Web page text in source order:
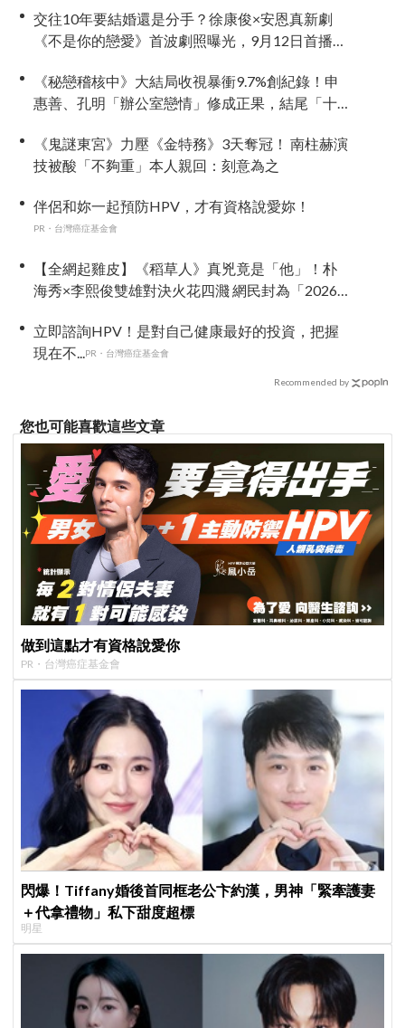
交往10年要結婚還是分手？徐康俊×安恩真新劇
《不是你的戀愛》首波劇照曝光，9月12日首播引
《秘戀稽核中》大結局收視暴衝9.7%創紀錄！申
惠善、孔明「辦公室戀情」修成正果，結尾「十
《鬼謎東宮》力壓《金特務》3天奪冠！ 南柱赫演
技被酸「不夠重」本人親回：刻意為之
伴侶和妳一起預防HPV，才有資格說愛妳！
PR・台灣癌症基金會
【全網起雞皮】《稻草人》真兇竟是「他」！朴
海秀×李熙俊雙雄對決火花四濺 網民封為「2026
立即諮詢HPV！是對自己健康最好的投資，把握
現在不...PR・台灣癌症基金會
Recommended by
您也可能喜歡這些文章
做到這點才有資格說愛你
PR・台灣癌症基金會
閃爆！Tiffany婚後首同框老公卞約漢，男神「緊牽護妻
＋代拿禮物」私下甜度超標
明星